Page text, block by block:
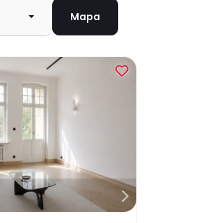
Mapa